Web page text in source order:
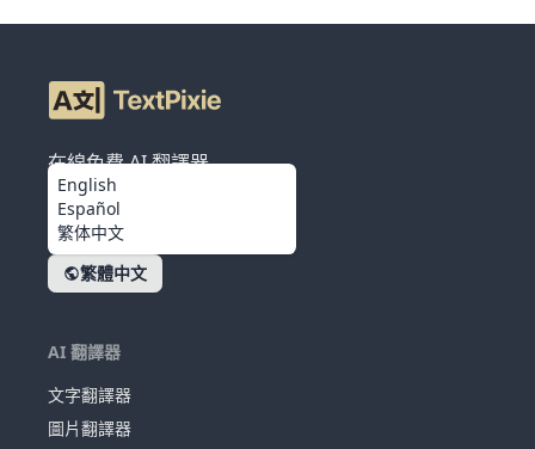
在線免費 AI 翻譯器
繁體中文
English
Español
繁体中文
AI 翻譯器
文字翻譯器
圖片翻譯器